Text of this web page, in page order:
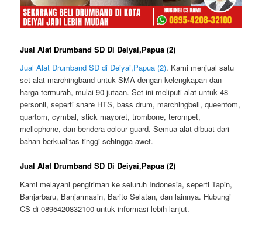
Jual Alat Drumband SD Di Deiyai,Papua (2)
Jual Alat Drumband SD di Deiyai,Papua (2). Kami menjual satu
set alat marchingband untuk SMA dengan kelengkapan dan
harga termurah, mulai 90 jutaan. Set ini meliputi alat untuk 48
personil, seperti snare HTS, bass drum, marchingbell, queentom,
quartom, cymbal, stick mayoret, trombone, terompet,
mellophone, dan bendera colour guard. Semua alat dibuat dari
bahan berkualitas tinggi sehingga awet.
Jual Alat Drumband SD Di Deiyai,Papua (2)
Kami melayani pengiriman ke seluruh Indonesia, seperti Tapin,
Banjarbaru, Banjarmasin, Barito Selatan, dan lainnya. Hubungi
CS di 0895420832100 untuk informasi lebih lanjut.